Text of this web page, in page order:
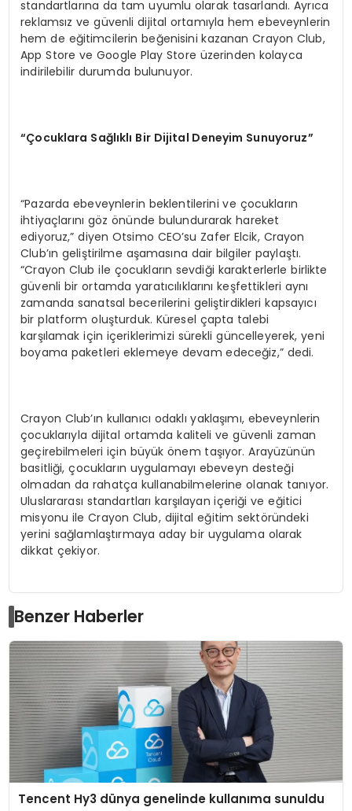
standartlarına da tam uyumlu olarak tasarlandı. Ayrıca
reklamsız ve güvenli dijital ortamıyla hem ebeveynlerin
hem de eğitimcilerin beğenisini kazanan Crayon Club,
App Store ve Google Play Store üzerinden kolayca
indirilebilir durumda bulunuyor.
“Çocuklara Sağlıklı Bir Dijital Deneyim Sunuyoruz”
“Pazarda ebeveynlerin beklentilerini ve çocukların
ihtiyaçlarını göz önünde bulundurarak hareket
ediyoruz,” diyen Otsimo CEO’su Zafer Elcik, Crayon
Club’ın geliştirilme aşamasına dair bilgiler paylaştı.
“Crayon Club ile çocukların sevdiği karakterlerle birlikte
güvenli bir ortamda yaratıcılıklarını keşfettikleri aynı
zamanda sanatsal becerilerini geliştirdikleri kapsayıcı
bir platform oluşturduk. Küresel çapta talebi
karşılamak için içeriklerimizi sürekli güncelleyerek, yeni
boyama paketleri eklemeye devam edeceğiz,” dedi.
Crayon Club’ın kullanıcı odaklı yaklaşımı, ebeveynlerin
çocuklarıyla dijital ortamda kaliteli ve güvenli zaman
geçirebilmeleri için büyük önem taşıyor. Arayüzünün
basitliği, çocukların uygulamayı ebeveyn desteği
olmadan da rahatça kullanabilmelerine olanak tanıyor.
Uluslararası standartları karşılayan içeriği ve eğitici
misyonu ile Crayon Club, dijital eğitim sektöründeki
yerini sağlamlaştırmaya aday bir uygulama olarak
dikkat çekiyor.
Benzer Haberler
Tencent Hy3 dünya genelinde kullanıma sunuldu